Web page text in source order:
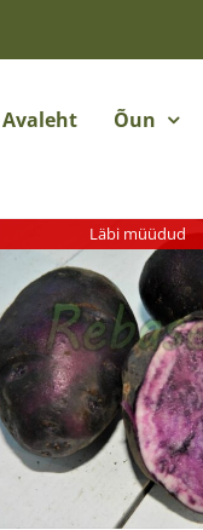
Avaleht Õun
Läbi müüdud